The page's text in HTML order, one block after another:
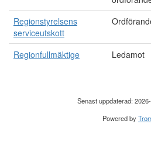
Regionstyrelsens
serviceutskott
Regionfullmäktige
Ledamot
Senast uppdaterad:
Powered by